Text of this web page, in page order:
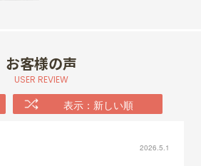
お客様の声
USER REVIEW
表示：新しい順
2026.5.1